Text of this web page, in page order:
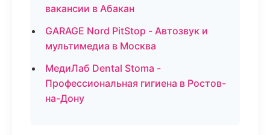
вакансии в Абакан
GARAGE Nord PitStop - Автозвук и
мультимедиа в Москва
МедиЛаб Dental Stoma -
Профессиональная гигиена в Ростов-
на-Дону